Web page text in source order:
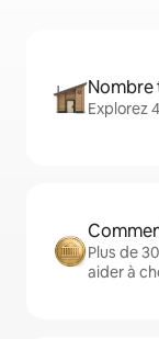
Nombre
Explorez
Plus de
aider à